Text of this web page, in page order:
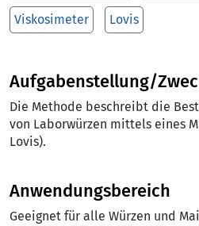
Viskosimeter Lovis
Aufgabenstellung/
Die Methode beschreibt die
von Laborwürzen mittels eines
Lovis).
Anwendungsbereich
Geeignet für alle Würzen und